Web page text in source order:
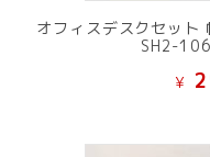
オフィスデスクセット
SH2-
¥